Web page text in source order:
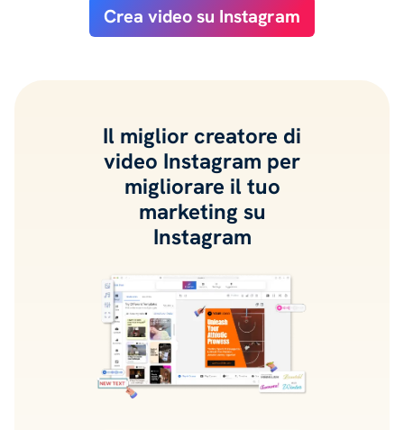
Crea video su Instagram
Il miglior creatore di
video Instagram per
migliorare il tuo
marketing su
Instagram